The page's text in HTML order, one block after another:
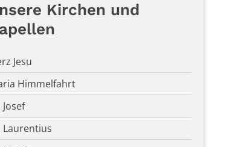
Kirchen und
Jesu
Himmelfahrt
Josef
Laurentius